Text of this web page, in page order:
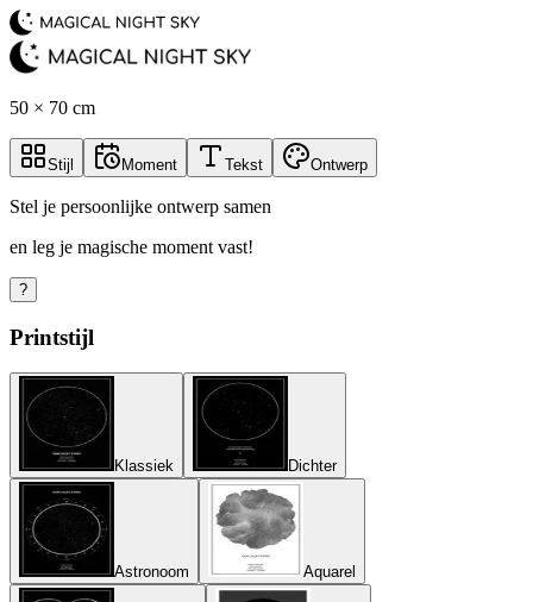
50 × 70 cm
Stijl Moment Tekst Ontwerp
Stel je persoonlijke ontwerp samen
en leg je magische moment vast!
?
Printstijl
Klassiek Dichter
Astronoom Aquarel